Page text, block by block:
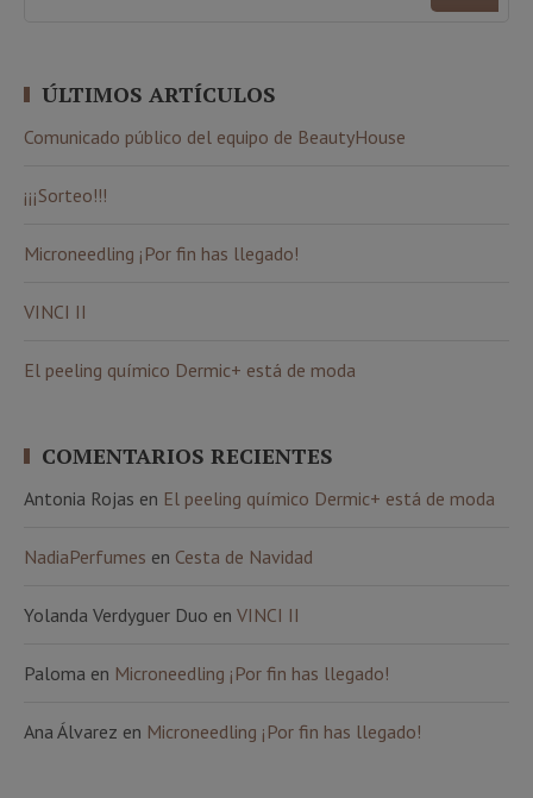
ÚLTIMOS ARTÍCULOS
Comunicado público del equipo de BeautyHouse
¡¡¡Sorteo!!!
Microneedling ¡Por fin has llegado!
VINCI II
El peeling químico Dermic+ está de moda
COMENTARIOS RECIENTES
Antonia Rojas en El peeling químico Dermic+ está de moda
NadiaPerfumes en Cesta de Navidad
Yolanda Verdyguer Duo en VINCI II
Paloma en Microneedling ¡Por fin has llegado!
Ana Álvarez en Microneedling ¡Por fin has llegado!